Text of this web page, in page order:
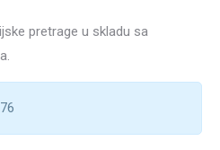
pretrage u skladu sa